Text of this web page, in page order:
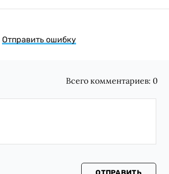
Отправить ошибку
Всего комментариев: 0